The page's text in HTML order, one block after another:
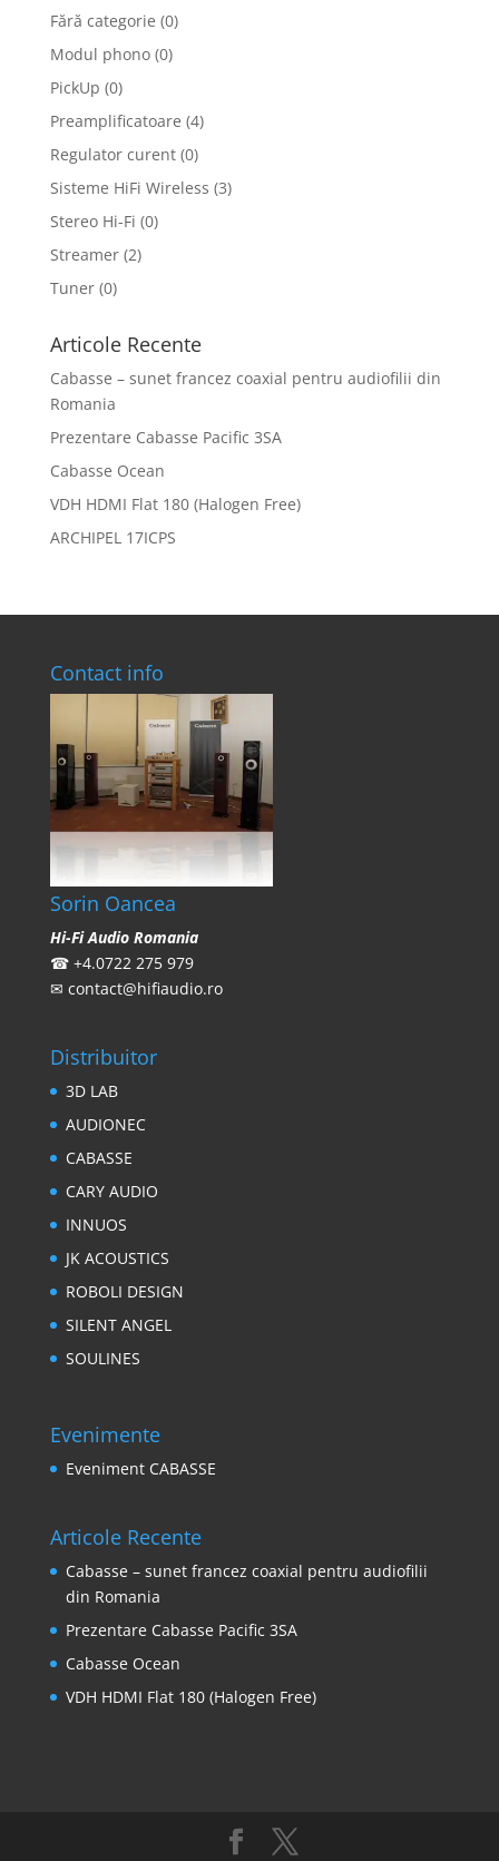
Fără categorie (0)
Modul phono (0)
PickUp (0)
Preamplificatoare (4)
Regulator curent (0)
Sisteme HiFi Wireless (3)
Stereo Hi-Fi (0)
Streamer (2)
Tuner (0)
Articole Recente
Cabasse – sunet francez coaxial pentru audiofilii din
Romania
Prezentare Cabasse Pacific 3SA
Cabasse Ocean
VDH HDMI Flat 180 (Halogen Free)
ARCHIPEL 17ICPS
Contact info
Sorin Oancea
Hi-Fi Audio Romania
☎ +4.0722 275 979
✉ contact@hifiaudio.ro
Distribuitor
3D LAB
AUDIONEC
CABASSE
CARY AUDIO
INNUOS
JK ACOUSTICS
ROBOLI DESIGN
SILENT ANGEL
SOULINES
Evenimente
Eveniment CABASSE
Articole Recente
Cabasse – sunet francez coaxial pentru audiofilii
din Romania
Prezentare Cabasse Pacific 3SA
Cabasse Ocean
VDH HDMI Flat 180 (Halogen Free)